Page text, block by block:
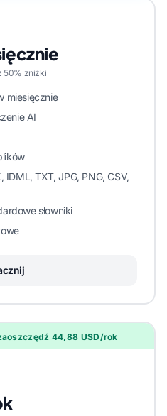
50% zniżki
miesięcznie
AI
IDML, TXT, JPG, PNG, CSV,
słowniki
44,88 USD/rok